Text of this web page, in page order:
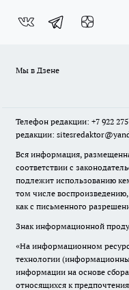
Мы в Дзене
Телефон редакции: +7 922
редакции:
Вся информация,
соответствии с
подлежит использованию
том числе
как с письменного
Знак информационной
«На информационном
технологии
информации на основе
относящихся к